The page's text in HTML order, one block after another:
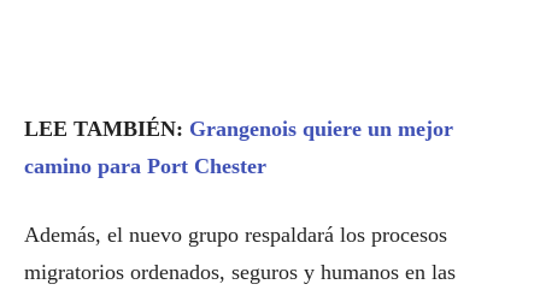
LEE TAMBIÉN: Grangenois quiere un mejor
camino para Port Chester
Además, el nuevo grupo respaldará los procesos
migratorios ordenados, seguros y humanos en las